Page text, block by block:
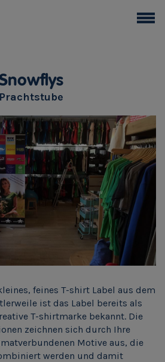
Prachtstube
feines T-shirt Label aus dem
ist das Label bereits als
T-shirtmarke bekannt. Die
zeichnen sich durch Ihre
Motive aus, die
werden und damit